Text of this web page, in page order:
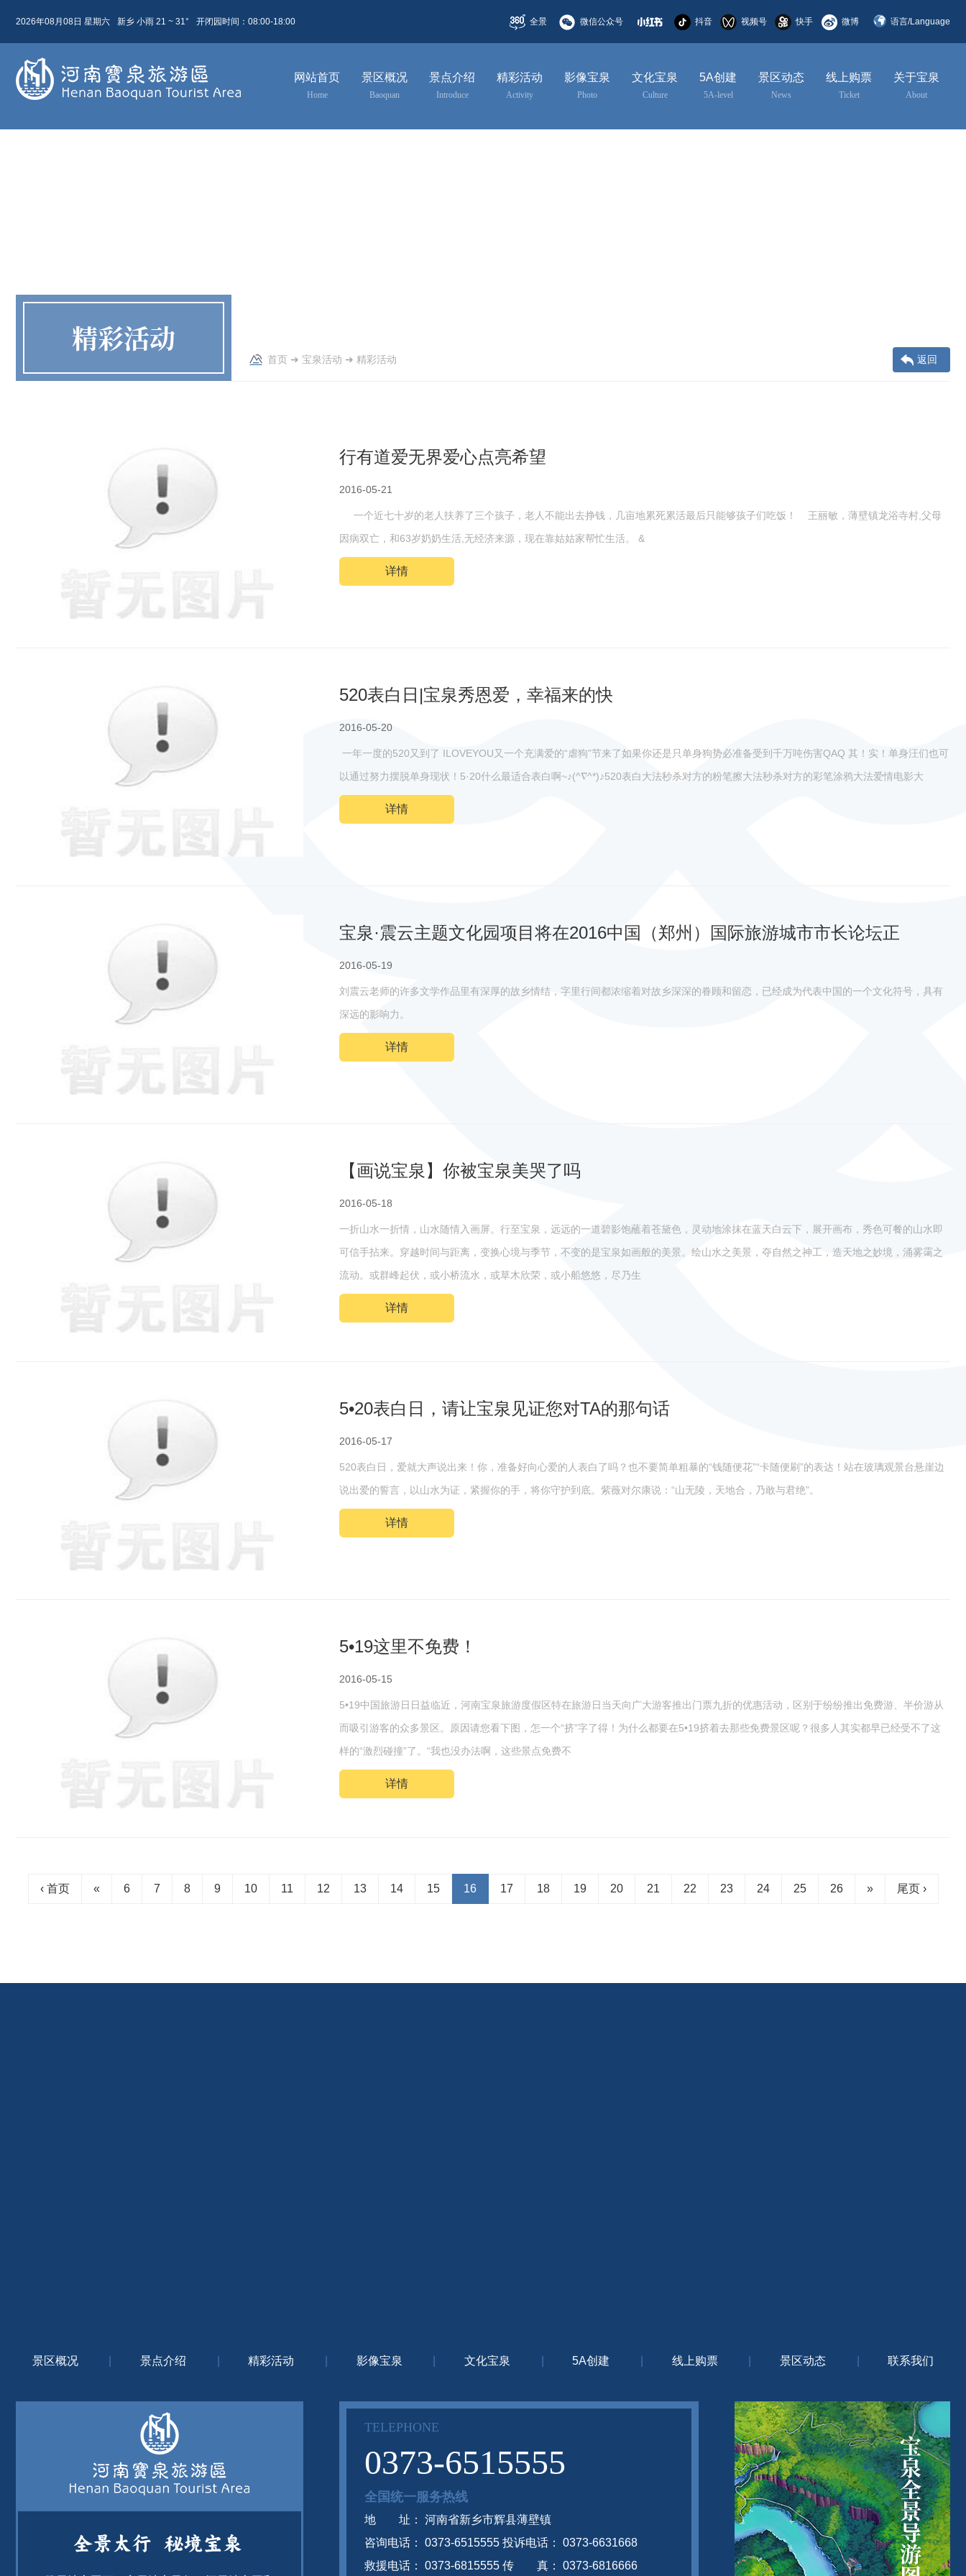
2026年08月08日 星期六 新乡 小雨 21 ~ 31°
今天( 星期六)
21 ~ 31
明天( 星期日)
21 ~ 31
后天( 星期一)
24 ~ 32
开闭园时间：08:00-18:00 语言/Language
English
全景 微信公众号 抖音 视频号 快手 微博
网站首页
Home
景区概况
Baoquan
景点介绍
Introduce
精彩活动
Activity
影像宝泉
Photo
文化宝泉
Culture
5A创建
5A-level
景区动态
News
线上购票
Ticket
关于宝泉
About
精彩活动
首页 ➜ 宝泉活动 ➜ 精彩活动 返回
行有道爱无界爱心点亮希望
2016-05-21
一个近七十岁的老人扶养了三个孩子，老人不能出去挣钱，几亩地累死累活最后只能够孩子们吃饭！ 王丽敏，薄壁镇龙浴寺村,父母
因病双亡，和63岁奶奶生活,无经济来源，现在靠姑姑家帮忙生活。 &
详情
520表白日|宝泉秀恩爱，幸福来的快
2016-05-20
一年一度的520又到了 ILOVEYOU又一个充满爱的“虐狗”节来了如果你还是只单身狗势必准备受到千万吨伤害QAQ 其！实！单身汪们也可
以通过努力摆脱单身现状！5·20什么最适合表白啊~♪(^∇^*)♪520表白大法秒杀对方的粉笔擦大法秒杀对方的彩笔涂鸦大法爱情电影大
详情
宝泉·震云主题文化园项目将在2016中国（郑州）国际旅游城市市长论坛正
2016-05-19
刘震云老师的许多文学作品里有深厚的故乡情结，字里行间都浓缩着对故乡深深的眷顾和留恋，已经成为代表中国的一个文化符号，具有
深远的影响力。
详情
【画说宝泉】你被宝泉美哭了吗
2016-05-18
一折山水一折情，山水随情入画屏。行至宝泉，远远的一道碧影饱蘸着苍黛色，灵动地涂抹在蓝天白云下，展开画布，秀色可餐的山水即
可信手拈来。穿越时间与距离，变换心境与季节，不变的是宝泉如画般的美景。绘山水之美景，夺自然之神工，造天地之妙境，涌雾霭之
流动。或群峰起伏，或小桥流水，或草木欣荣，或小船悠悠，尽乃生
详情
5•20表白日，请让宝泉见证您对TA的那句话
2016-05-17
520表白日，爱就大声说出来！你，准备好向心爱的人表白了吗？也不要简单粗暴的“钱随便花”“卡随便刷”的表达！站在玻璃观景台悬崖边
说出爱的誓言，以山水为证，紧握你的手，将你守护到底。紫薇对尔康说：“山无陵，天地合，乃敢与君绝”。
详情
5•19这里不免费！
2016-05-15
5•19中国旅游日日益临近，河南宝泉旅游度假区特在旅游日当天向广大游客推出门票九折的优惠活动，区别于纷纷推出免费游、半价游从
而吸引游客的众多景区。原因请您看下图，怎一个“挤”字了得！为什么都要在5•19挤着去那些免费景区呢？很多人其实都早已经受不了这
样的“激烈碰撞”了。“我也没办法啊，这些景点免费不
详情
‹ 首页 « 6 7 8 9 10 11 12 13 14 15 16 17 18 19 20 21 22 23 24 25 26 » 尾页 ›
景区概况 景点介绍 精彩活动 影像宝泉 文化宝泉 5A创建 线上购票 景区动态 联系我们
TELEPHONE
0373-6515555
全国统一服务热线
地 址： 河南省新乡市辉县薄壁镇
咨询电话： 0373-6515555 投诉电话： 0373-6631668
救援电话： 0373-6815555 传 真： 0373-6816666